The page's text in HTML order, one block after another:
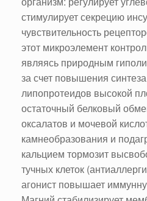
стимулирует секрецию
чувствительность
этот микроэлемент
являясь природным
за счет повышения
липопротеидов высокой
остаточный белковый
оксалатов и мочевой
камнеобразования и
кальцием тормозит
тучных клеток
агонист повышает